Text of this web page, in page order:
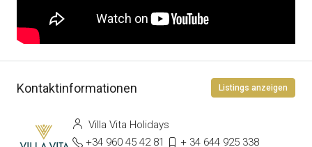
Kontaktinformationen Listings anzeigen
Villa Vita Holidays
+34 960 45 42 81
+ 34 644 925 338